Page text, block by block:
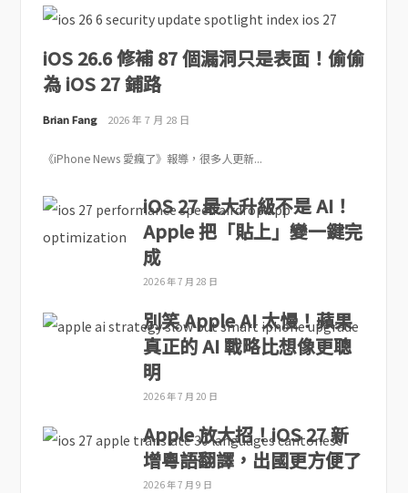
iOS 26.6 修補 87 個漏洞只是表面！偷偷
為 iOS 27 鋪路
Brian Fang 2026 年 7 月 28 日
《iPhone News 愛瘋了》報導，很多人更新...
iOS 27 最大升級不是 AI！
Apple 把「貼上」變一鍵完
成
2026 年 7 月 28 日
別笑 Apple AI 太慢！蘋果
真正的 AI 戰略比想像更聰
明
2026 年 7 月 20 日
Apple 放大招！iOS 27 新
增粵語翻譯，出國更方便了
2026 年 7 月 9 日